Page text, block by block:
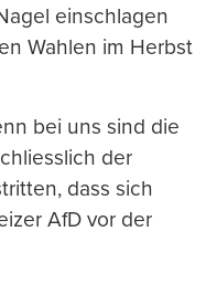
einschlagen
Wahlen im Herbst
bei uns sind die
der
dass sich
AfD vor der